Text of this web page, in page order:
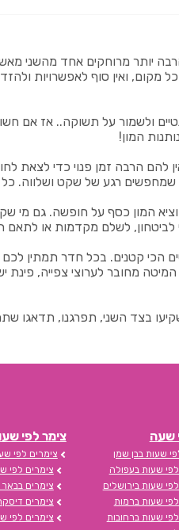
יותר מרוחקים אחד מהשני
מקום, ואין סוף לאפשרויות
ולשמור על תשוקה.. אז אם
המון!
הרבה זמן פנוי כדי לצאת
שמחפשים רגע של שקט
המון כסף על חופשה. גם
לשלם מקדמות או לתאם
הכי קטנים. בכל חדר תמתין לכם
בצד השני, תפרגנו, תדאגו
שעה
שעות בבן שמן
שעות בעפולה
שעות בירושלים
שעות ברמות
שעות ברחובות
צימר לפי
צימרים לפי
צימרים לפי
צימרים
צימרים
צימרים לפי